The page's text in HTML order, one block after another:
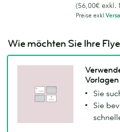
(56,00€ exkl.
Preise exkl.
Wie möchten Sie Ihre
Vorlagen
Sie
Sie